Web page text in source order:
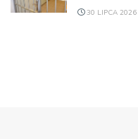
30 LIPCA 2026